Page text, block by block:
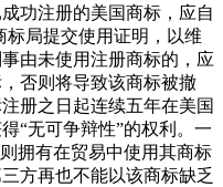
功注册的美国商标，应自
标局提交使用证明，以维
由未使用注册商标的，应
否则将导致该商标被撤
册之日起连续五年在美国
“无可争辩性”的权利。一
拥有在贸易中使用其商标
方再也不能以该商标缺乏